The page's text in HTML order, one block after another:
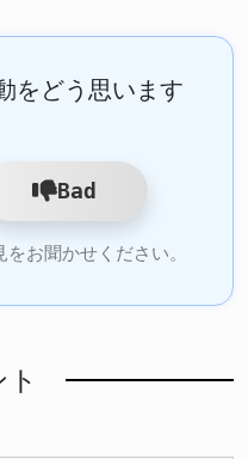
をどう思います
Bad
お聞かせください。